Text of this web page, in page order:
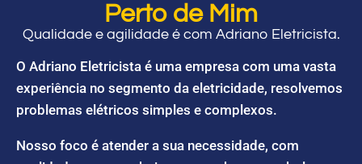
Perto de Mim
Qualidade e agilidade é com Adriano Eletricista.
O Adriano Eletricista é uma empresa com uma vasta
experiência no segmento da eletricidade, resolvemos
problemas elétricos simples e complexos.
Nosso foco é atender a sua necessidade, com